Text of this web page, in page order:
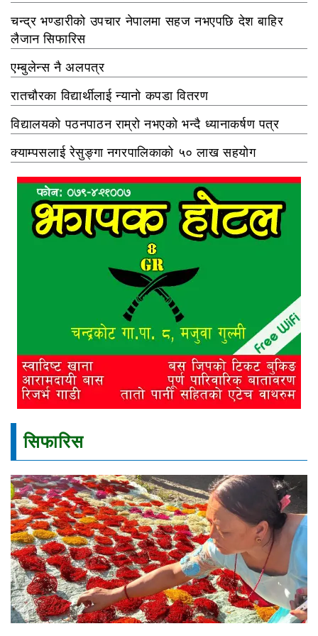
चन्द्र भण्डारीको उपचार नेपालमा सहज नभएपछि देश बाहिर
लैजान सिफारिस
एम्बुलेन्स नै अलपत्र
रातचौरका विद्यार्थीलाई न्यानो कपडा वितरण
विद्यालयको पठनपाठन राम्रो नभएको भन्दै ध्यानाकर्षण पत्र
क्याम्पसलाई रेसुङ्गा नगरपालिकाको ५० लाख सहयोग
सिफारिस